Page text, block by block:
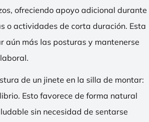
ofreciendo apoyo adicional durante
o actividades de corta duración. Esta
más las posturas y mantenerse
de un jinete en la silla de montar:
Esto favorece de forma natural
sin necesidad de sentarse